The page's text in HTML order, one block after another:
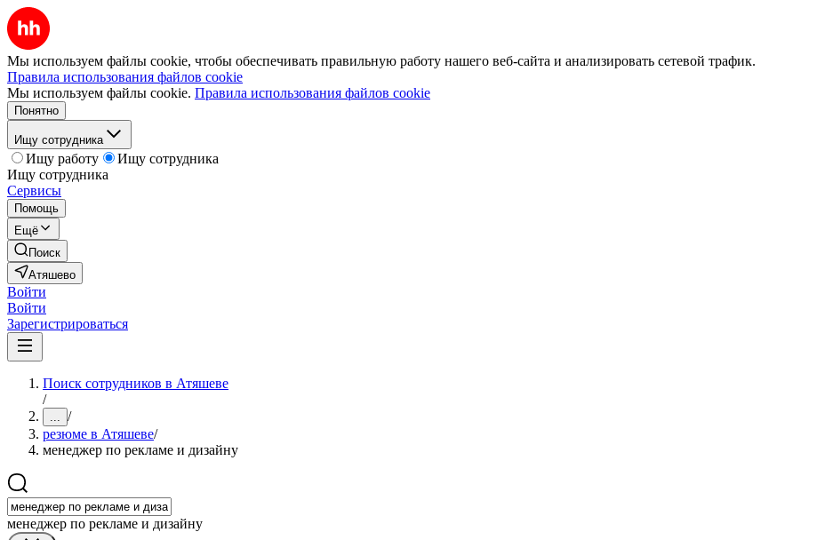
Мы используем файлы cookie, чтобы обеспечивать правильную работу нашего веб-сайта и анализировать сетевой трафик.
Правила использования файлов cookie
Мы используем файлы cookie. Правила использования файлов cookie
Понятно
Ищу сотрудника
Ищу работу
Ищу сотрудника
Ищу сотрудника
Сервисы
Помощь
Ещё
Поиск
Атяшево
Войти
Войти
Зарегистрироваться
Поиск сотрудников в Атяшеве
/
... /
резюме в Атяшеве/
менеджер по рекламе и дизайну
менеджер по рекламе и дизайну